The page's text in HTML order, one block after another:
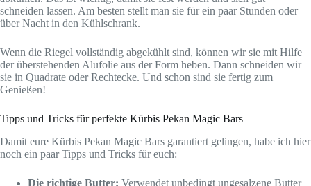
schneiden lassen. Am besten stellt man sie für ein paar Stunden oder
über Nacht in den Kühlschrank.
Wenn die Riegel vollständig abgekühlt sind, können wir sie mit Hilfe
der überstehenden Alufolie aus der Form heben. Dann schneiden wir
sie in Quadrate oder Rechtecke. Und schon sind sie fertig zum
Genießen!
Tipps und Tricks für perfekte Kürbis Pekan Magic Bars
Damit eure Kürbis Pekan Magic Bars garantiert gelingen, habe ich hier
noch ein paar Tipps und Tricks für euch:
Die richtige Butter: Verwendet unbedingt ungesalzene Butter